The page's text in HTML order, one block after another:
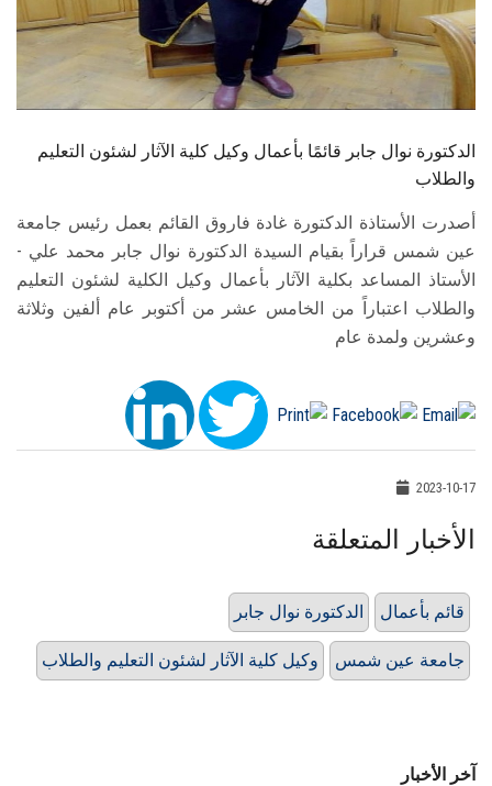
الموظفون
الزائـرون
الدكتورة نوال جابر قائمًا بأعمال وكيل كلية الآثار لشئون التعليم
والطلاب
أصدرت الأستاذة الدكتورة غادة فاروق القائم بعمل رئيس جامعة
عين شمس قراراً بقيام السيدة الدكتورة نوال جابر محمد علي -
الأستاذ المساعد بكلية الآثار بأعمال وكيل الكلية لشئون التعليم
والطلاب اعتباراً من الخامس عشر من أكتوبر عام ألفين وثلاثة
وعشرين ولمدة عام
2023-10-17
الأخبار المتعلقة
الدكتورة نوال جابر قائم بأعمال
وكيل كلية الآثار لشئون التعليم والطلاب جامعة عين شمس
آخر الأخبار